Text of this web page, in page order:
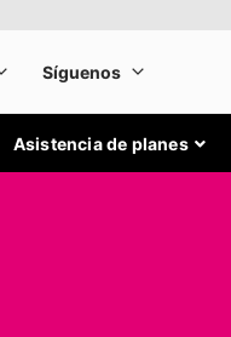
Asistencia de planes